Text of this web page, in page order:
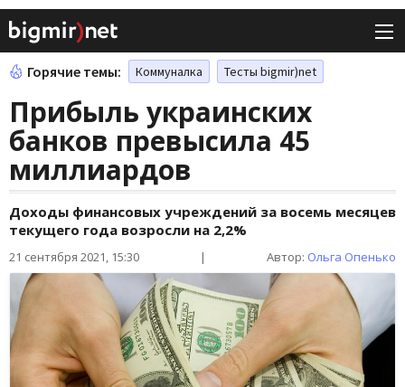
Горячие темы: Коммуналка Тесты bigmir)net
Прибыль украинских
банков превысила 45
миллиардов
Доходы финансовых учреждений за восемь месяцев
текущего года возросли на 2,2%
21 сентября 2021, 15:30 | Автор: Ольга Опенько